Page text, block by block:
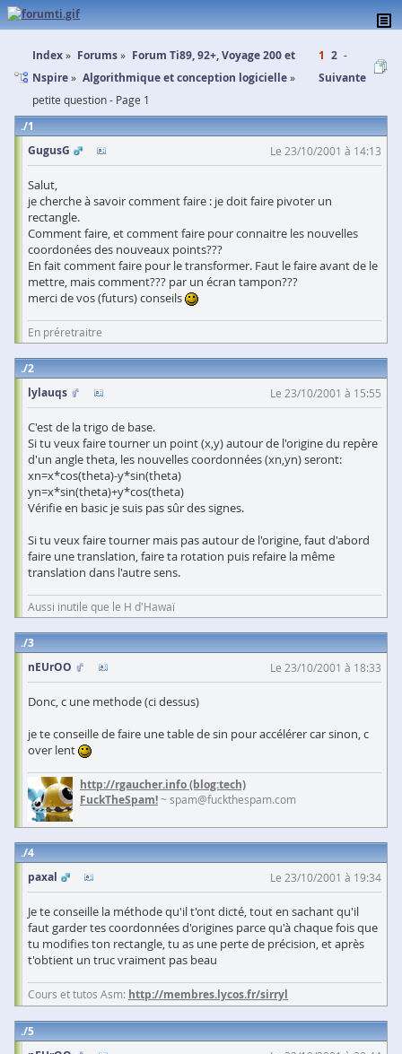
Index Forums
Forum Ti89, 92+, Voyage 200 et
Nspire
Algorithmique et conception logicielle
petite question - Page 1
1 2
Suivante
1
GugusG
Le 23/10/2001 à 14:13
Salut,
je cherche à savoir comment faire : je doit faire pivoter un
rectangle.
Comment faire, et comment faire pour connaitre les nouvelles
coordonées des nouveaux points???
En fait comment faire pour le transformer. Faut le faire avant de le
mettre, mais comment??? par un écran tampon???
merci de vos (futurs) conseils
En préretraitre
2
lylauqs
Le 23/10/2001 à 15:55
C'est de la trigo de base.
Si tu veux faire tourner un point (x,y) autour de l'origine du repère
d'un angle theta, les nouvelles coordonnées (xn,yn) seront:
xn=x*cos(theta)-y*sin(theta)
yn=x*sin(theta)+y*cos(theta)
Vérifie en basic je suis pas sûr des signes.
Si tu veux faire tourner mais pas autour de l'origine, faut d'abord
faire une translation, faire ta rotation puis refaire la même
translation dans l'autre sens.
Aussi inutile que le H d'Hawaï
3
nEUrOO
Le 23/10/2001 à 18:33
Donc, c une methode (ci dessus)
je te conseille de faire une table de sin pour accélérer car sinon, c
over lent
http://rgaucher.info(blog:tech)
FuckTheSpam!~ spam@fuckthespam.com
4
paxal
Le 23/10/2001 à 19:34
Je te conseille la méthode qu'il t'ont dicté, tout en sachant qu'il
faut garder tes coordonnées d'origines parce qu'à chaque fois que
tu modifies ton rectangle, tu as une perte de précision, et après
t'obtient un truc vraiment pas beau
Cours et tutos Asm: http://membres.lycos.fr/sirryl
5